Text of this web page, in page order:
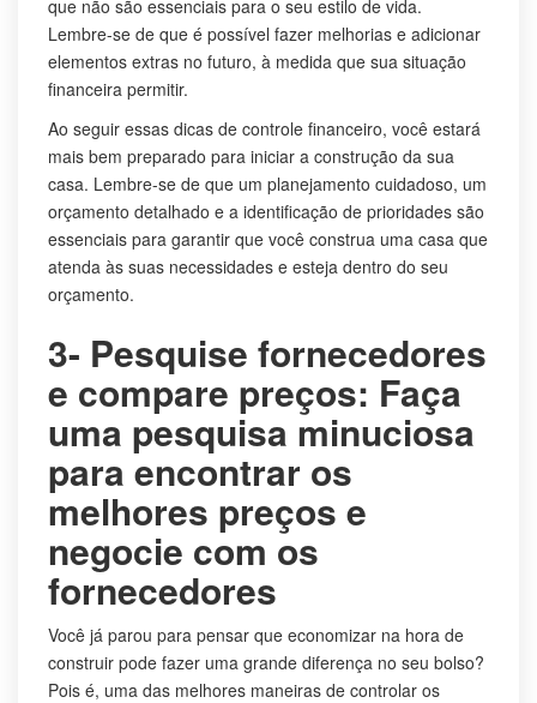
que não são essenciais para o seu estilo de vida.
Lembre-se de que é possível fazer melhorias e adicionar
elementos extras no futuro, à medida que sua situação
financeira permitir.
Ao seguir essas dicas de controle financeiro, você estará
mais bem preparado para iniciar a construção da sua
casa. Lembre-se de que um planejamento cuidadoso, um
orçamento detalhado e a identificação de prioridades são
essenciais para garantir que você construa uma casa que
atenda às suas necessidades e esteja dentro do seu
orçamento.
3- Pesquise fornecedores
e compare preços: Faça
uma pesquisa minuciosa
para encontrar os
melhores preços e
negocie com os
fornecedores
Você já parou para pensar que economizar na hora de
construir pode fazer uma grande diferença no seu bolso?
Pois é, uma das melhores maneiras de controlar os